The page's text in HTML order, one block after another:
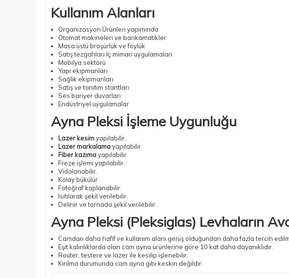
Kullanım Alanları
Organizasyon Ürünleri yapımında
Otomat makineleri ve bankamatikler
Masa üstü broşürlük ve föylük
Satış tezgahları İç mimari uygulamaları
Mobilya sektörü
Yapı ekipmanları
Sağlık ekipmanları
Satış ve tanıtım stantları
Ses bariyer duvarları
Endüstriyel uygulamalar
Ayna Pleksi İşleme Uygunluğu
Lazer kesimyapılabilir.
Lazer markalamayapılabilir.
Fiber kazımayapılabilir.
Freze işlemi yapılabilir.
Vidalanabilir.
Kolay bükülür.
Fotoğraf kaplanabilir.
Isıtılarak şekil verilebilir.
Delinir ve tornada şekil verilebilir.
Ayna Pleksi (Pleksiglas) Levhaların
Camdan daha hafif ve kullanım alanı geniş olduğundan daha fazla tercih
Eşit kalınlıklarda olan cam ayna ürünlerine göre 10 kat daha dayanıklıdır.
Router, testere ve lazer ile kesilip işlenebilir.
Kırılma durumunda cam ayna gibi keskin değildir.